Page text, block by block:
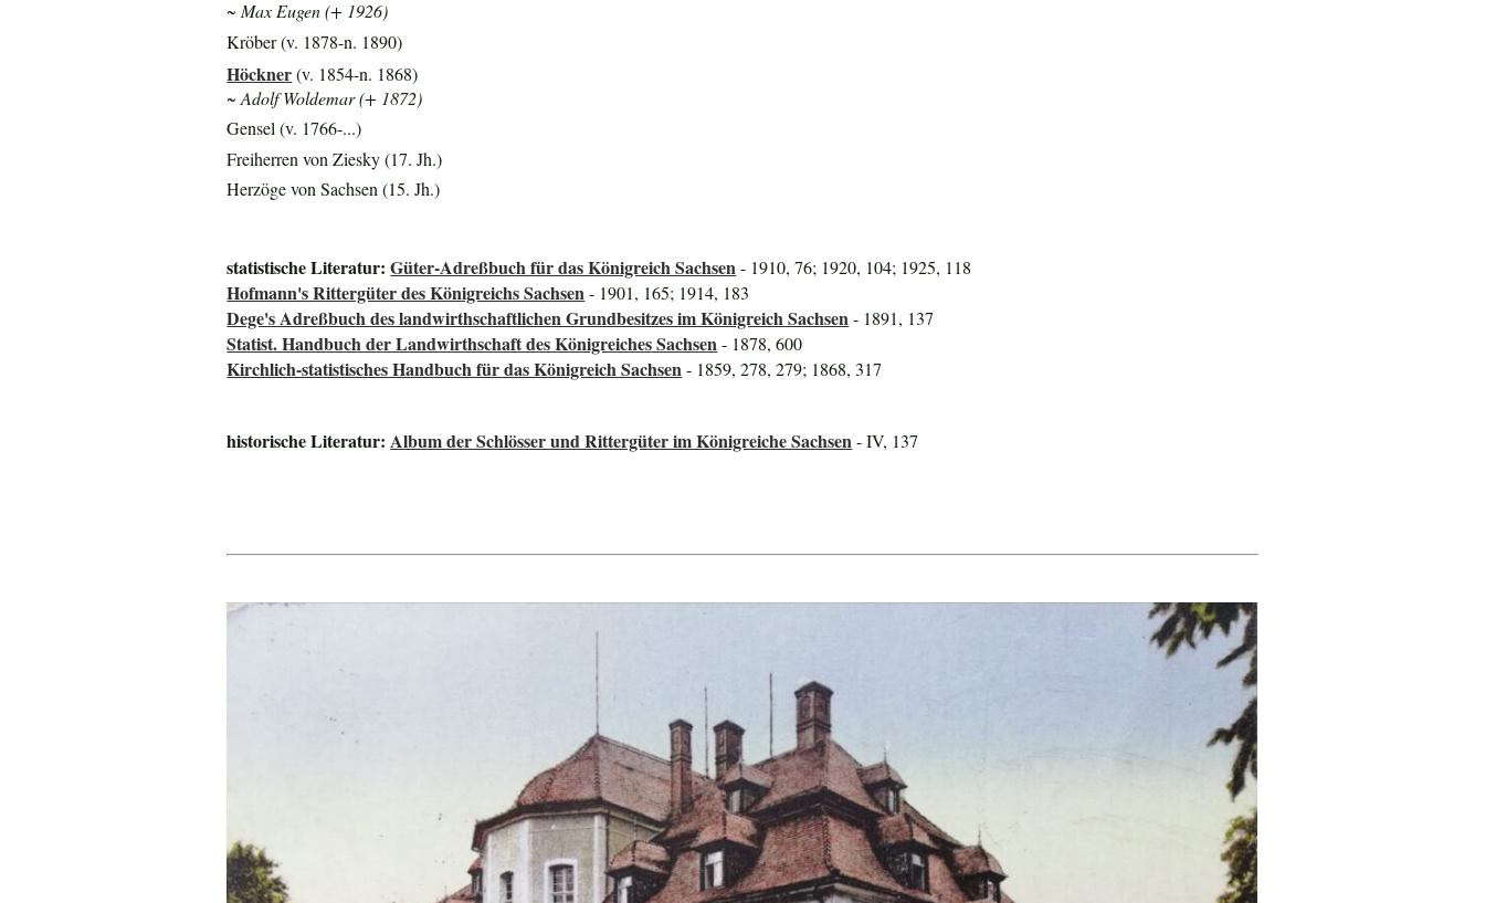
~ Max Eugen (+ 1926)
Kröber (v. 1878-n. 1890)
Höckner(v. 1854-n. 1868)
~ Adolf Woldemar (+ 1872)
Gensel (v. 1766-...)
Freiherren von Ziesky (17. Jh.)
Herzöge von Sachsen (15. Jh.)
statistische Literatur:Güter-Adreßbuch für das Königreich Sachsen- 1910, 76; 1920, 104; 1925, 118
Hofmann's Rittergüter des Königreichs Sachsen- 1901, 165; 1914, 183
Dege's Adreßbuch des landwirthschaftlichen Grundbesitzes im Königreich Sachsen- 1891, 137
Statist. Handbuch der Landwirthschaft des Königreiches Sachsen- 1878, 600
Kirchlich-statistisches Handbuch für das Königreich Sachsen- 1859, 278, 279; 1868, 317
historische Literatur:Album der Schlösser und Rittergüter im Königreiche Sachsen- IV, 137